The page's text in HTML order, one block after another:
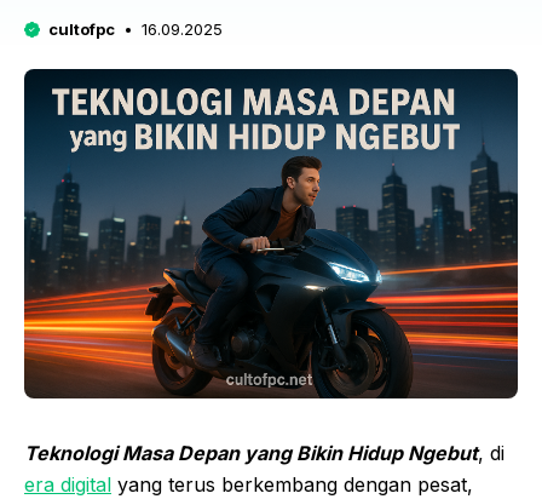
cultofpc 16.09.2025
Teknologi Masa Depan yang Bikin Hidup Ngebut, di
era digital yang terus berkembang dengan pesat,